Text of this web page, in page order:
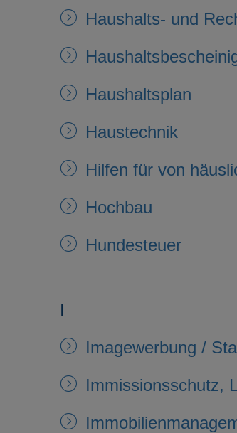
Haushalts- und
Haushaltsplan
Haustechnik
Hilfen für von
Hochbau
Hundesteuer
I
Imagewerbung /
Immissionsschutz,